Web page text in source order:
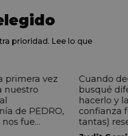
prioridad. Lee lo que
primera vez
nuestro
de PEDRO,
fue
directa, de
Cuando
busqué
hacerlo y
confianza
tantas)